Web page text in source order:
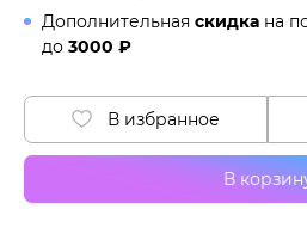
Дополнительная скидка на
до 3000 ₽
В
В избранное